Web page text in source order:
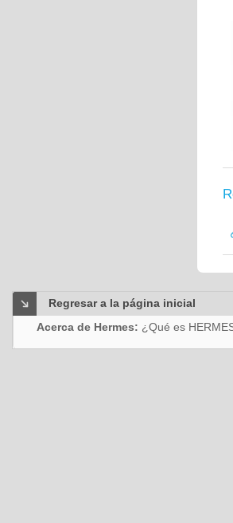
Regresar a la página inicial
Acerca de Hermes: ¿Qué es